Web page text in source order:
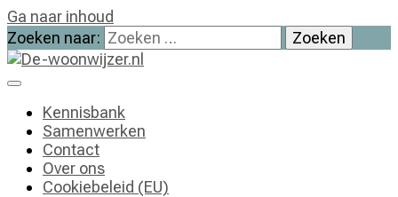
Ga naar inhoud
Zoeken naar:
Kennisbank
Samenwerken
Contact
Over ons
Cookiebeleid (EU)